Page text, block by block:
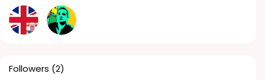
Followers (2)